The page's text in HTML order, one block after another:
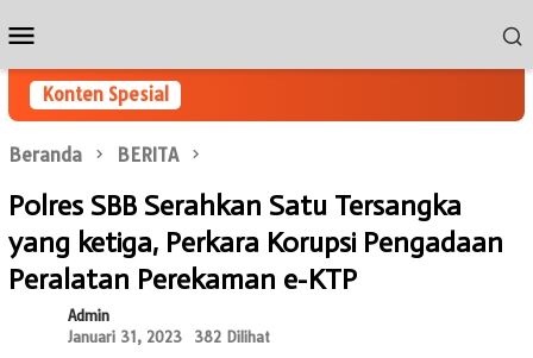
ke
kontenMobile
Konten Spesial
Beranda BERITA
Polres SBB Serahkan Satu Tersangka
yang ketiga, Perkara Korupsi Pengadaan
Peralatan Perekaman e-KTP
Admin
Januari 31, 2023
382 Dilihat